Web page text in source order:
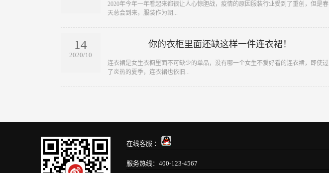
​2020年今年一年看起来都很让人心惊胆战，疫情的原因服装行业受到了重创，但是春
天总会到来，服装作为朝...
14
2020/10
你的衣柜里面还缺这样一件连衣裙！
​连衣裙是女生衣橱里面不可缺少的单品，没有哪一个女生不爱好看的连衣裙，即使过
了炎热的夏季，连衣裙也依旧...
在线客服 ：
服务热线：400-123-4567